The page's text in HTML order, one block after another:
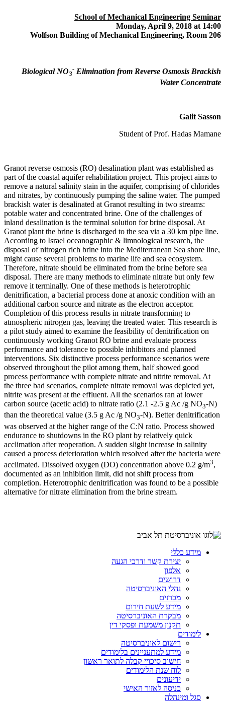
School of Mechanical Engineering Seminar
Monday, April 9, 2018 at 14:00
Wolfson Building of Mechanical Engineering, Room 206
Biological NO3
- Elimination from Reverse Osmosis Brackish
Water Concentrate
Galit Sasson
Student of Prof. Hadas Mamane
Granot reverse osmosis (RO) desalination plant was established as
part of the coastal aquifer rehabilitation project. This project aims to
remove a natural salinity stain in the aquifer, comprising of chlorides
and nitrates, by continuously pumping the saline water. The pumped
brackish water is desalinated at Granot resulting in two streams:
potable water and concentrated brine. One of the challenges of
inland desalination is the terminal solution for brine disposal. At
Granot plant the brine is discharged to the sea via a 30 km pipe line.
According to Israel oceanographic & limnological research, the
disposal of nitrogen rich brine into the Mediterranean Sea shore line,
might cause several problems to marine life and sea ecosystem.
Therefore, nitrate should be eliminated from the brine before sea
disposal. There are many methods to eliminate nitrate but only few
remove it terminally. One of these methods is heterotrophic
denitrification, a bacterial process done at anoxic condition with an
additional carbon source and nitrate as the electron acceptor.
Completion of this process results in nitrate transforming to
atmospheric nitrogen gas, leaving the treated water. This research is
a pilot study aimed to examine the feasibility of denitrification on
continuously working Granot RO brine and evaluate process
performance and tolerance to possible inhibitors and planned
interventions. Six distinctive process performance scenarios were
observed throughout the pilot among them, half showed good
process performance with complete nitrate and nitrite removal. At
the three bad scenarios, complete nitrate removal was depicted yet,
nitrite was present at the effluent. All the scenarios ran at lower
carbon source (acetic acid) to nitrate ratio (2.1 -2.5 g Ac /g NO3-N)
than the theoretical value (3.5 g Ac /g NO3-N). Better denitrification
was observed at the higher range of the C:N ratio. Process showed
endurance to shutdowns in the RO plant by relatively quick
acclimation after reoperation. A sudden slight increase in salinity
caused a process deterioration which resolved after the bacteria were
acclimated. Dissolved oxygen (DO) concentration above 0.2 g/m3,
documented as an inhibition limit, did not shift process from
completion. Heterotrophic denitrification was found to be a possible
alternative for nitrate elimination from the brine stream.
מידע כללי
יצירת קשר ודרכי הגעה
אלפון
דרושים
נהלי האוניברסיטה
מכרזים
מידע לשעת חירום
מבקרת האוניברסיטה
תקנון משמעת ופסקי דין
לימודים
רישום לאוניברסיטה
מידע למתעניינים בלימודים
חישוב סיכויי קבלה לתואר ראשון
לוח שנת הלימודים
ידיעונים
כניסה לאזור האישי
סגל ומינהלה